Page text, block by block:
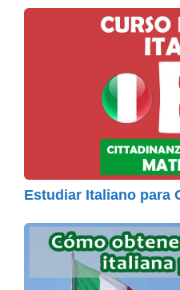
Estudiar Italiano para